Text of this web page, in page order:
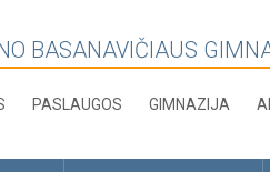
BASANAVIČIAUS
PASLAUGOS GIMNAZIJA